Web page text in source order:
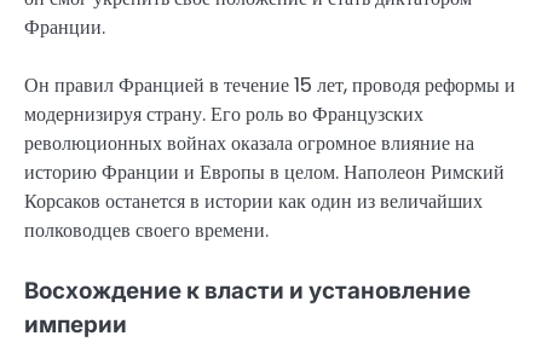
Франции.
Он правил Францией в течение 15 лет, проводя реформы и
модернизируя страну. Его роль во Французских
революционных войнах оказала огромное влияние на
историю Франции и Европы в целом. Наполеон Римский
Корсаков останется в истории как один из величайших
полководцев своего времени.
Восхождение к власти и установление
империи